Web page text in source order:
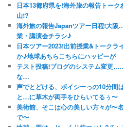
日本13都府県を!海外旅の報告トー
山!?
海外旅の報告Japanツアー日程!大
業・講演会チラシ♪
日本ツアー2023!出前授業&トーク
か♪地球あちらこちらにハッピーが
テスト投稿!ブログのシステム変更
な…
声でとどける、ボイシーっの10分間
と…に草木が両手をひらいてるぅ〜
美術館、そこは心の美しい方々が〜
で〜